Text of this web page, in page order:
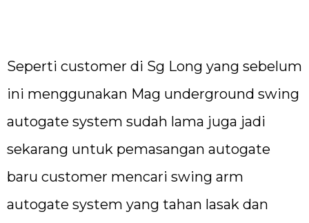
Seperti customer di Sg Long yang sebelum
ini menggunakan Mag underground swing
autogate system sudah lama juga jadi
sekarang untuk pemasangan autogate
baru customer mencari swing arm
autogate system yang tahan lasak dan